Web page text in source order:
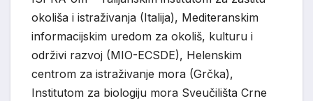
okoliša i istraživanja (Italija), Mediteranskim
informacijskim uredom za okoliš, kulturu i
održivi razvoj (MIO-ECSDE), Helenskim
centrom za istraživanje mora (Grčka),
Institutom za biologiju mora Sveučilišta Crne